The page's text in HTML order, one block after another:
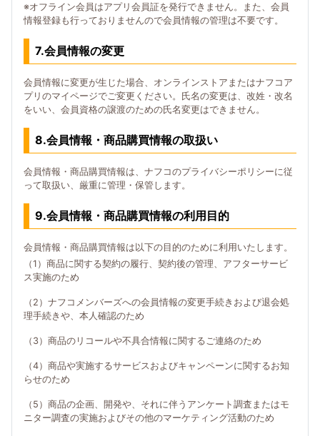
※オフライン会員はアプリ会員証を発行できません。また、会員
情報登録も行っておりませんので会員情報の管理は不要です。
7.会員情報の変更
会員情報に変更が生じた場合、オンラインストアまたはナフコア
プリのマイページでご変更ください。氏名の変更は、改姓・改名
をいい、会員資格の譲渡のための氏名変更はできません。
8.会員情報・商品購買情報の取扱い
会員情報・商品購買情報は、ナフコのプライバシーポリシーに従
って取扱い、厳重に管理・保管します。
9.会員情報・商品購買情報の利用目的
会員情報・商品購買情報は以下の目的のために利用いたします。
（1）商品に関する契約の履行、契約後の管理、アフターサービ
ス実施のため
（2）ナフコメンバーズへの会員情報の変更手続きおよび退会処
理手続きや、本人確認のため
（3）商品のリコールや不具合情報に関するご連絡のため
（4）商品や実施するサービスおよびキャンペーンに関するお知
らせのため
（5）商品の企画、開発や、それに伴うアンケート調査またはモ
ニター調査の実施およびその他のマーケティング活動のため